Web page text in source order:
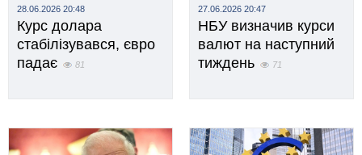
28.06.2026 20:48
Курс долара
стабілізувався, євро
падає
81
27.06.2026 20:47
НБУ визначив курси
валют на наступний
тиждень
71